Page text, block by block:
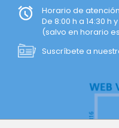
Horario de
De 8:00 h a 14:30 h
(salvo en horario
Suscríbete a